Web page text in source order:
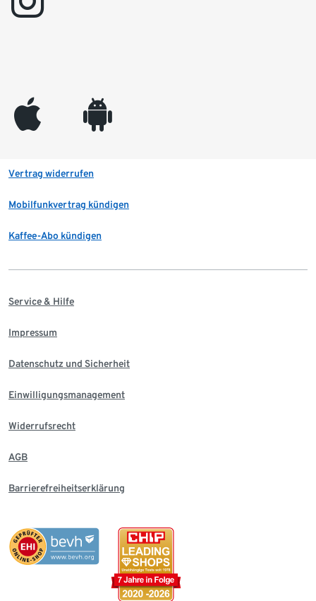
appleinc android
Vertrag widerrufen
Mobilfunkvertrag kündigen
Kaffee-Abo kündigen
Service & Hilfe
Impressum
Datenschutz und Sicherheit
Einwilligungsmanagement
Widerrufsrecht
AGB
Barrierefreiheitserklärung